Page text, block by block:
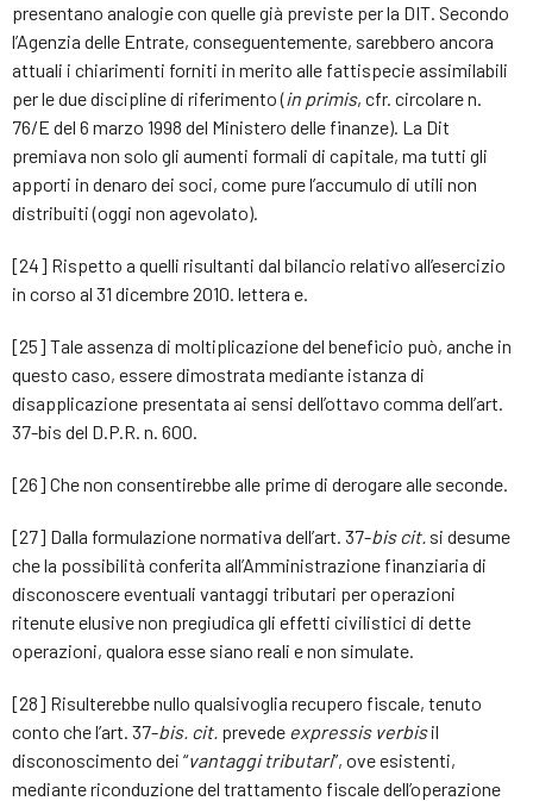
presentano analogie con quelle già previste per la DIT. Secondo
l’Agenzia delle Entrate, conseguentemente, sarebbero ancora
attuali i chiarimenti forniti in merito alle fattispecie assimilabili
per le due discipline di riferimento (in primis, cfr. circolare n.
76/E del 6 marzo 1998 del Ministero delle finanze). La Dit
premiava non solo gli aumenti formali di capitale, ma tutti gli
apporti in denaro dei soci, come pure l’accumulo di utili non
distribuiti (oggi non agevolato).
[24] Rispetto a quelli risultanti dal bilancio relativo all’esercizio
in corso al 31 dicembre 2010. lettera e.
[25] Tale assenza di moltiplicazione del beneficio può, anche in
questo caso, essere dimostrata mediante istanza di
disapplicazione presentata ai sensi dell’ottavo comma dell’art.
37-bis del D.P.R. n. 600.
[26] Che non consentirebbe alle prime di derogare alle seconde.
[27] Dalla formulazione normativa dell’art. 37-bis cit. si desume
che la possibilità conferita all’Amministrazione finanziaria di
disconoscere eventuali vantaggi tributari per operazioni
ritenute elusive non pregiudica gli effetti civilistici di dette
operazioni, qualora esse siano reali e non simulate.
[28] Risulterebbe nullo qualsivoglia recupero fiscale, tenuto
conto che l’art. 37-bis. cit. prevede expressis verbisil
disconoscimento dei “vantaggi tributari”, ove esistenti,
mediante riconduzione del trattamento fiscale dell’operazione